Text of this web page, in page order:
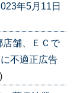
年5月11日
舗、ＥＣで
不適正広告